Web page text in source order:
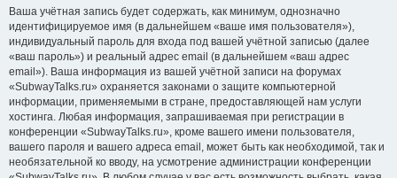
Ваша учётная запись будет содержать, как минимум, однозначно
идентифицируемое имя (в дальнейшем «ваше имя пользователя»),
индивидуальный пароль для входа под вашей учётной записью (далее
«ваш пароль») и реальный адрес email (в дальнейшем «ваш адрес
email»). Ваша информация из вашей учётной записи на форумах
«SubwayTalks.ru» охраняется законами о защите компьютерной
информации, применяемыми в стране, предоставляющей нам услуги
хостинга. Любая информация, запрашиваемая при регистрации в
конференции «SubwayTalks.ru», кроме вашего имени пользователя,
вашего пароля и вашего адреса email, может быть как необходимой, так и
необязательной ко вводу, на усмотрение администрации конференции